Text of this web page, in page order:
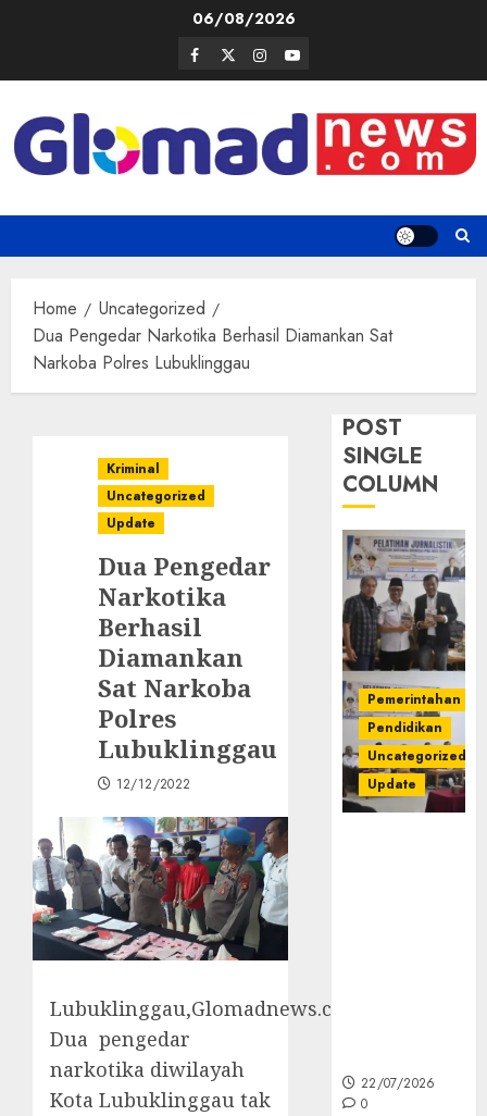
06/08/2026
Facebook
TwitterInstagram
Youtube
Home
Uncategorized
Dua Pengedar Narkotika Berhasil Diamankan Sat
Narkoba Polres Lubuklinggau
Kriminal
Uncategorized
Update
Dua Pengedar
Narkotika
Berhasil
Diamankan
Sat Narkoba
Polres
Lubuklinggau
12/12/2022
Lubuklinggau,Glomadnews.com-
Dua pengedar
narkotika diwilayah
Kota Lubuklinggau tak
POST
SINGLE
COLUMN
Pemerintahan
Pendidikan
Uncategorized
Update
22/07/2026
0